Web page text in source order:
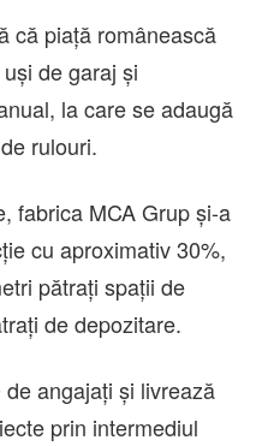
că piață românească
de garaj și
la care se adaugă
rulouri.
fabrica MCA Grup și-a
cu aproximativ 30%,
pătrați spații de
de depozitare.
angajați și livrează
prin intermediul